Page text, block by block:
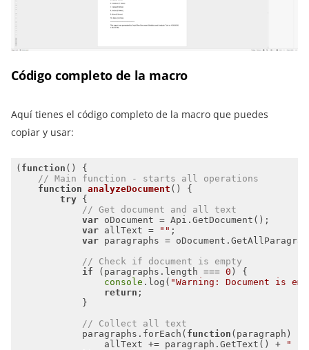
Código completo de la macro
Aquí tienes el código completo de la macro que puedes
copiar y usar:
( function ( )
// Main function - starts all operations
function analyzeDocument ( )
try
// Get document and all text
var
var allText = ""
var
// Check if document is empty
if (paragraphs.length === 0
console .log( "Warning: Document is
return
// Collect all text
paragraphs.forEach( function ( paragraph )
allText += paragraph.GetText() +
" "